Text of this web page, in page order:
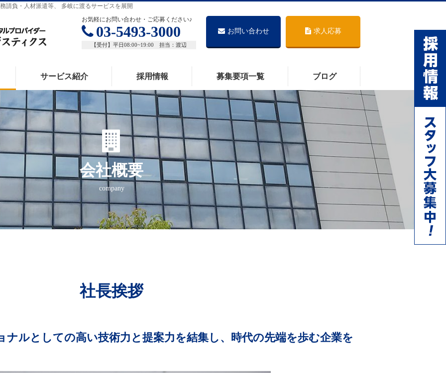
請負・人材派遣等、 多岐に渡るサービスを展開
サービス紹介 採用情報 募集要項一覧 ブログ
お問い合わせ 求人応募
お気軽にお問い合わせ・ご応募ください♪
03-5493-3000
【受付】平日08:00~19:00 担当：渡辺
会社概要
company
社長挨拶
ナルとしての高い技術力と提案力を結集し、時代の先端を歩む企業を